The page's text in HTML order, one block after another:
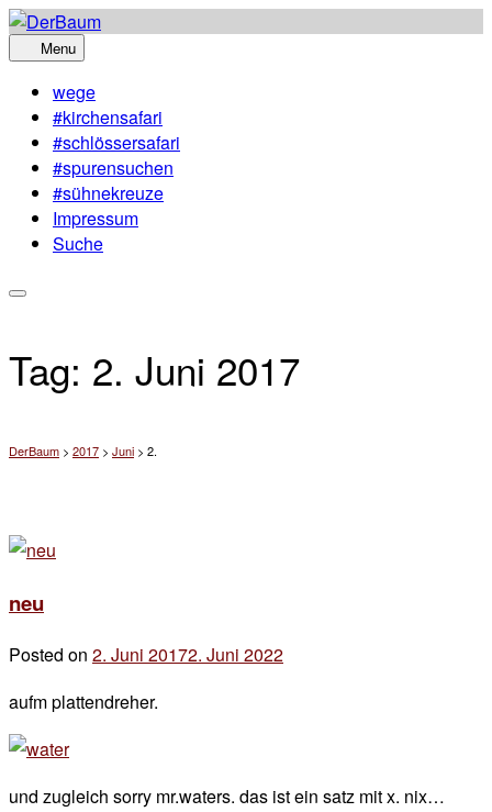
Skip
to
Menu
wege
#kirchensafari
#schlössersafari
#spurensuchen
#sühnekreuze
Impressum
Suche
Tag: 2. Juni 2017
DerBaum > 2017 > Juni > 2.
neu
Posted on 2. Juni 20172. Juni 2022
aufm plattendreher.
und zugleich sorry mr.waters. das ist ein satz mit x. nix…